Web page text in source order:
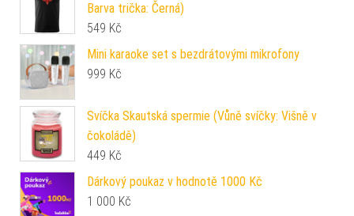
Barva trička: Černá)
549 Kč
Mini karaoke set s bezdrátovými mikrofony
999 Kč
Svíčka Skautská spermie (Vůně svíčky: Višně v
čokoládě)
449 Kč
Dárkový poukaz v hodnotě 1000 Kč
1 000 Kč